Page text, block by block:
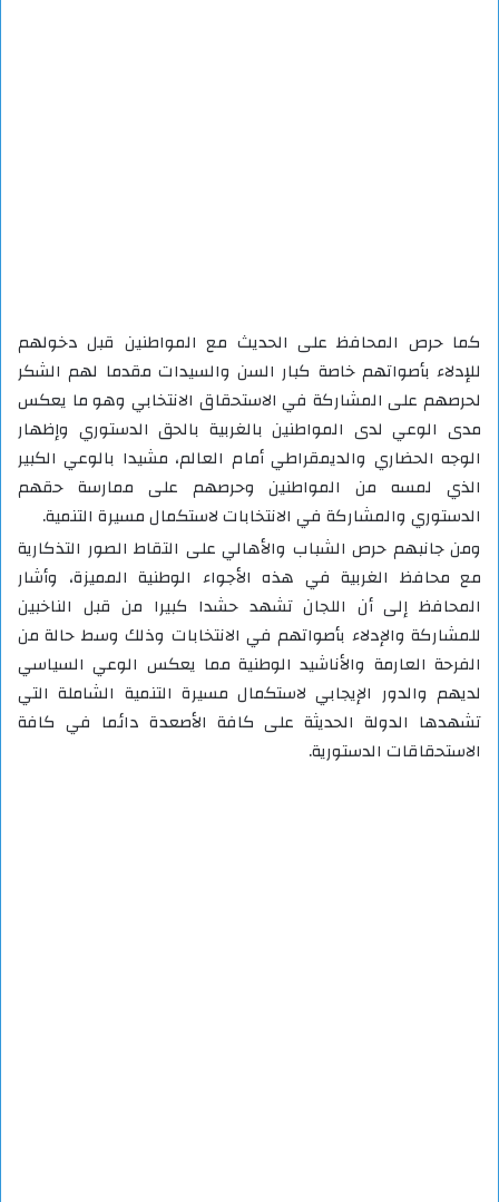
كما حرص المحافظ على الحديث مع المواطنين قبل دخولهم
للإدلاء بأصواتهم خاصة كبار السن والسيدات مقدما لهم الشكر
لحرصهم على المشاركة في الاستحقاق الانتخابي وهو ما يعكس
مدى الوعي لدى المواطنين بالغربية بالحق الدستوري وإظهار
الوجه الحضاري والديمقراطي أمام العالم، مشيدا بالوعي الكبير
الذي لمسه من المواطنين وحرصهم على ممارسة حقهم
الدستوري والمشاركة في الانتخابات لاستكمال مسيرة التنمية.
ومن جانبهم حرص الشباب والأهالي على التقاط الصور التذكارية
مع محافظ الغربية في هذه الأجواء الوطنية المميزة، وأشار
المحافظ إلى أن اللجان تشهد حشدا كبيرا من قبل الناخبين
للمشاركة والإدلاء بأصواتهم في الانتخابات وذلك وسط حالة من
الفرحة العارمة والأناشيد الوطنية مما يعكس الوعي السياسي
لديهم والدور الإيجابي لاستكمال مسيرة التنمية الشاملة التي
تشهدها الدولة الحديثة على كافة الأصعدة دائما في كافة
الاستحقاقات الدستورية.